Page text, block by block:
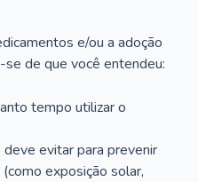
e/ou a adoção
de que você entendeu:
tempo utilizar o
evitar para prevenir
exposição solar,